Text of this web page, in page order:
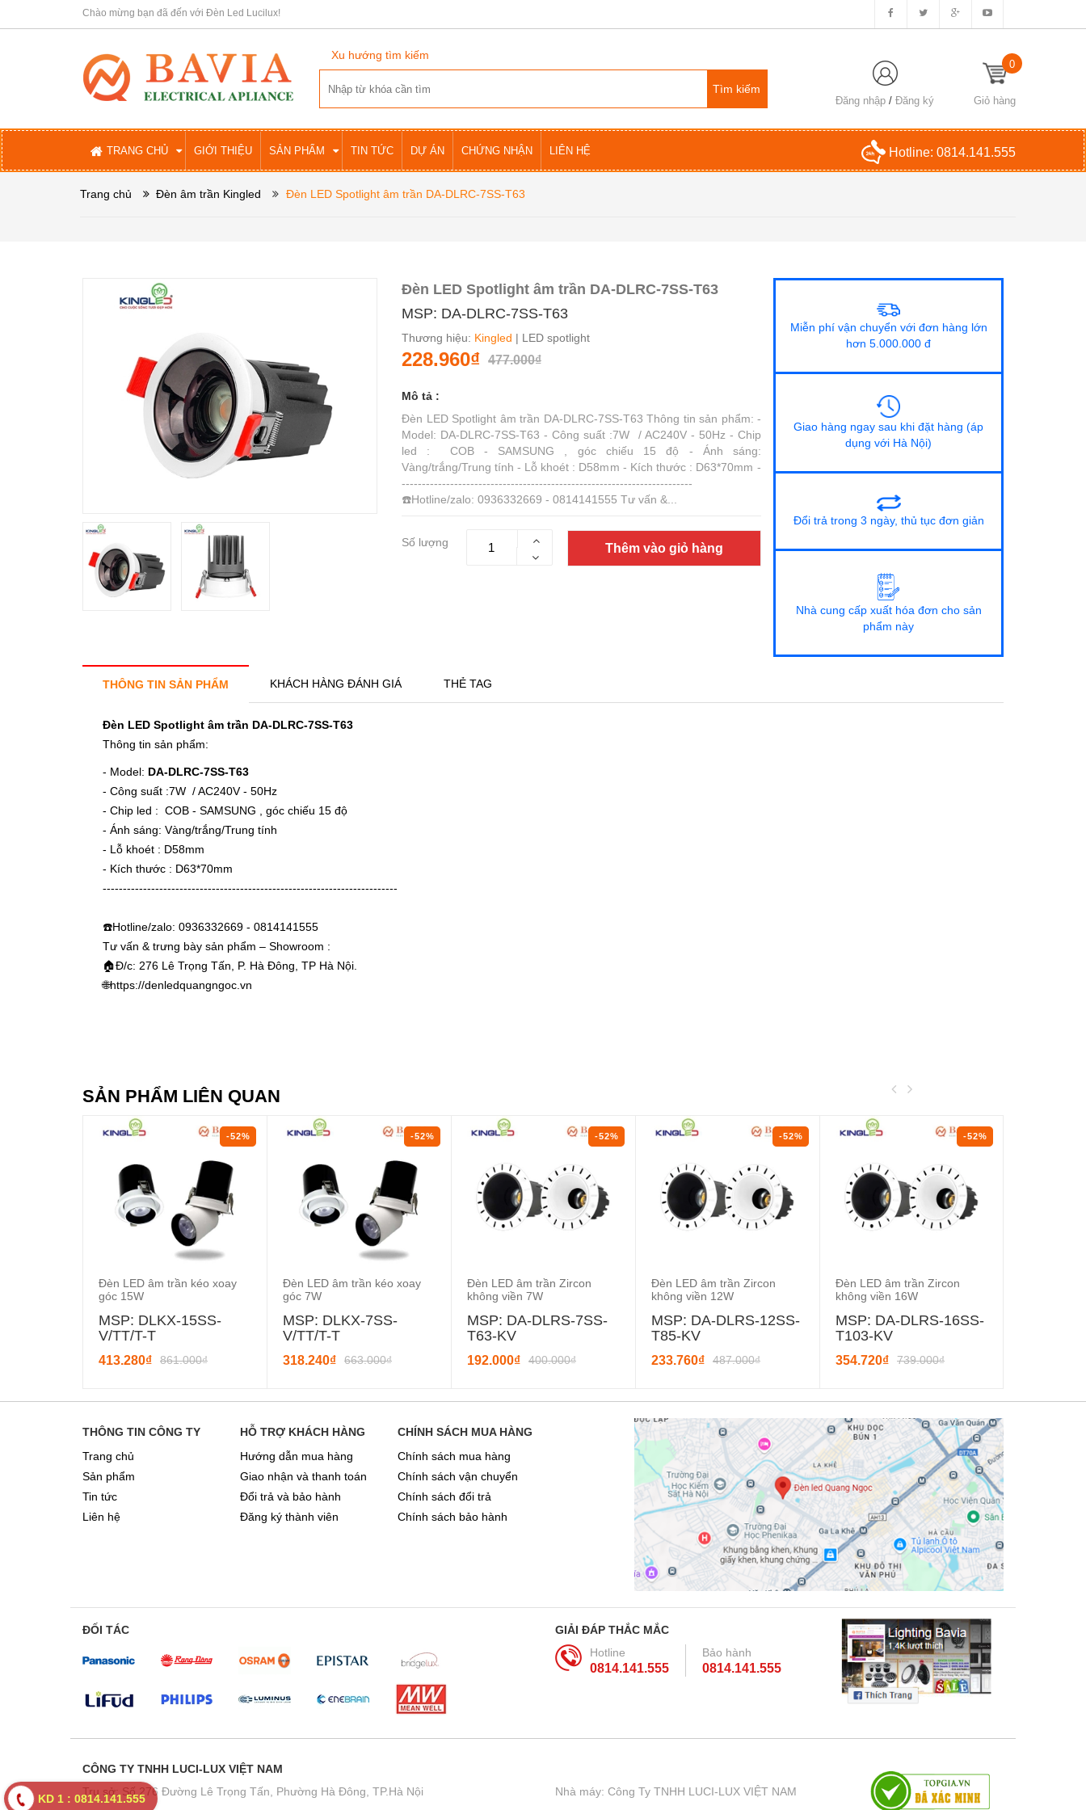
Chào mừng bạn đã đến với Đèn Led Lucilux!
Xu hướng tìm kiếm
Đăng nhập /Đăng ký Giỏ hàng
0
TRANG CHỦ GIỚI THIỆU SẢN PHẨM TIN TỨC DỰ ÁN CHỨNG NHẬN LIÊN HỆ Hotline: 0814.141.555
Trang chủ Đèn âm trần Kingled Đèn LED Spotlight âm trần DA-DLRC-7SS-T63
Đèn LED Spotlight âm trần DA-DLRC-7SS-T63
MSP: DA-DLRC-7SS-T63
Thương hiệu: Kingled | LED spotlight
228.960₫ 477.000₫
Mô tả :
Đèn LED Spotlight âm trần DA-DLRC-7SS-T63 Thông tin sản phẩm: -
Model: DA-DLRC-7SS-T63 - Công suất :7W / AC240V - 50Hz - Chip
led : COB - SAMSUNG , góc chiếu 15 độ - Ánh sáng:
Vàng/trắng/Trung tính - Lỗ khoét : D58mm - Kích thước : D63*70mm -
------------------------------------------------------------------------
☎️Hotline/zalo: 0936332669 - 0814141555 Tư vấn &...
Số lượng Thêm vào giỏ hàng
Miễn phí vận chuyển với đơn hàng lớn
hơn 5.000.000 đ
Giao hàng ngay sau khi đặt hàng (áp
dụng với Hà Nội)
Đổi trả trong 3 ngày, thủ tục đơn giản
Nhà cung cấp xuất hóa đơn cho sản
phẩm này
THÔNG TIN SẢN PHẨM KHÁCH HÀNG ĐÁNH GIÁ THẺ TAG
Đèn LED Spotlight âm trần DA-DLRC-7SS-T63
Thông tin sản phẩm:
- Model: DA-DLRC-7SS-T63
- Công suất :7W / AC240V - 50Hz
- Chip led : COB - SAMSUNG , góc chiếu 15 độ
- Ánh sáng: Vàng/trắng/Trung tính
- Lỗ khoét : D58mm
- Kích thước : D63*70mm
-------------------------------------------------------------------------
☎️Hotline/zalo: 0936332669 - 0814141555
Tư vấn & trưng bày sản phẩm – Showroom :
🏠Đ/c: 276 Lê Trọng Tấn, P. Hà Đông, TP Hà Nội.
🌐https://denledquangngoc.vn
SẢN PHẨM LIÊN QUAN
-52%
Đèn LED âm trần kéo xoay
góc 15W
MSP: DLKX-15SS-
V/TT/T-T
413.280₫ 861.000₫
-52%
Đèn LED âm trần kéo xoay
góc 7W
MSP: DLKX-7SS-
V/TT/T-T
318.240₫ 663.000₫
-52%
Đèn LED âm trần Zircon
không viền 7W
MSP: DA-DLRS-7SS-
T63-KV
192.000₫ 400.000₫
-52%
Đèn LED âm trần Zircon
không viền 12W
MSP: DA-DLRS-12SS-
T85-KV
233.760₫ 487.000₫
-52%
Đèn LED âm trần Zircon
không viền 16W
MSP: DA-DLRS-16SS-
T103-KV
354.720₫ 739.000₫
THÔNG TIN CÔNG TY
Trang chủ
Sản phẩm
Tin tức
Liên hệ
HỖ TRỢ KHÁCH HÀNG
Hướng dẫn mua hàng
Giao nhận và thanh toán
Đổi trả và bảo hành
Đăng ký thành viên
CHÍNH SÁCH MUA HÀNG
Chính sách mua hàng
Chính sách vận chuyển
Chính sách đổi trả
Chính sách bảo hành
ĐỐI TÁC
GIẢI ĐÁP THẮC MẮC
Hotline
0814.141.555
Bảo hành
0814.141.555
CÔNG TY TNHH LUCI-LUX VIỆT NAM
Trụ sở: Số 276 Đường Lê Trọng Tấn, Phường Hà Đông, TP.Hà Nội
Nhà máy: Công Ty TNHH LUCI-LUX VIỆT NAM
KD 1 : 0814.141.555